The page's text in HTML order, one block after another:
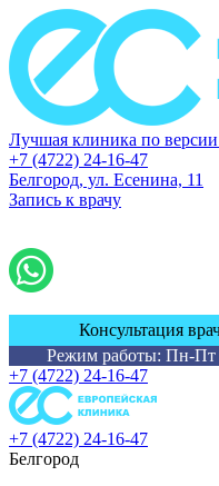
Лучшая клиника по
+7 (4722) 24-16-47
Белгород, ул. Есенина, 11
Запись к врачу
Консультация
Режим работы: Пн-Пт
+7 (4722) 24-16-47
+7 (4722) 24-16-47
Белгород